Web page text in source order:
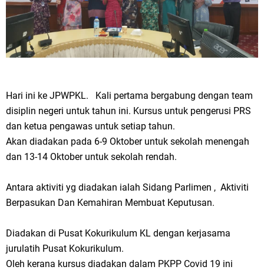
Hari ini ke JPWPKL. Kali pertama bergabung dengan team
disiplin negeri untuk tahun ini. Kursus untuk pengerusi PRS
dan ketua pengawas untuk setiap tahun.
Akan diadakan pada 6-9 Oktober untuk sekolah menengah
dan 13-14 Oktober untuk sekolah rendah.
Antara aktiviti yg diadakan ialah Sidang Parlimen , Aktiviti
Berpasukan Dan Kemahiran Membuat Keputusan.
Diadakan di Pusat Kokurikulum KL dengan kerjasama
jurulatih Pusat Kokurikulum.
Oleh kerana kursus diadakan dalam PKPP Covid 19 ini